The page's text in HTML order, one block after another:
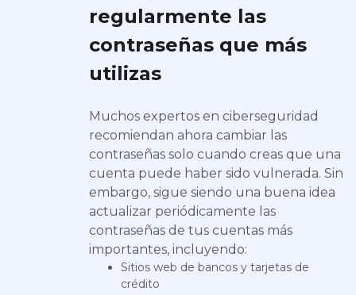
regularmente las
contraseñas que más
utilizas
Muchos expertos en ciberseguridad
recomiendan ahora cambiar las
contraseñas solo cuando creas que una
cuenta puede haber sido vulnerada. Sin
embargo, sigue siendo una buena idea
actualizar periódicamente las
contraseñas de tus cuentas más
importantes, incluyendo:
Sitios web de bancos y tarjetas de
crédito